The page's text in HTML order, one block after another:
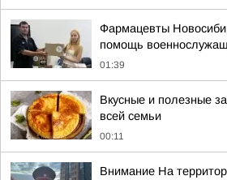
Фармацевты
помощь
01:39
Вкусные и полезные
всей семьи
00:11
Внимание На